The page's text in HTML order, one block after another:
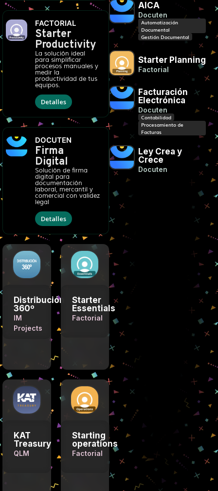
FACTORIAL
Starter
Productivity
La solución ideal
para simplificar
procesos manuales y
medir la
productividad de tus
equipos.
Detalles
DOCUTEN
Firma
Digital
Solución de firma
digital para
documentación
laboral, mercantil y
comercial con validez
legal
Detalles
Distribución
360º
IM
Projects
Starter
Essentials
Factorial
KAT
Treasury
QLM
Starting
operations
Factorial
AICA
Docuten
Automatización
Documental
Gestión Documental
Starter Planning
Factorial
Facturación
Electrónica
Docuten
Contabilidad
Procesamiento de
Facturas
Ley Crea y
Crece
Docuten